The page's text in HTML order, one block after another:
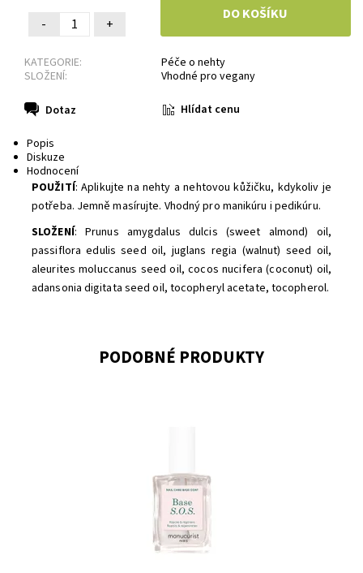
- +
KATEGORIE:
Péče o nehty
SLOŽENÍ:
Vhodné pro vegany
Dotaz Hlídat cenu
Popis
Diskuze
Hodnocení
POUŽITÍ:Aplikujte na nehty a nehtovou kůžičku, kdykoliv je
potřeba. Jemně masírujte. Vhodný pro manikúru i pedikúru.
SLOŽENÍ:Prunus amygdalus dulcis (sweet almond) oil,
passiflora edulis seed oil, juglans regia (walnut) seed oil,
aleurites moluccanus seed oil, cocos nucifera (coconut) oil,
adansonia digitata seed oil, tocopheryl acetate, tocopherol.
PODOBNÉ PRODUKTY